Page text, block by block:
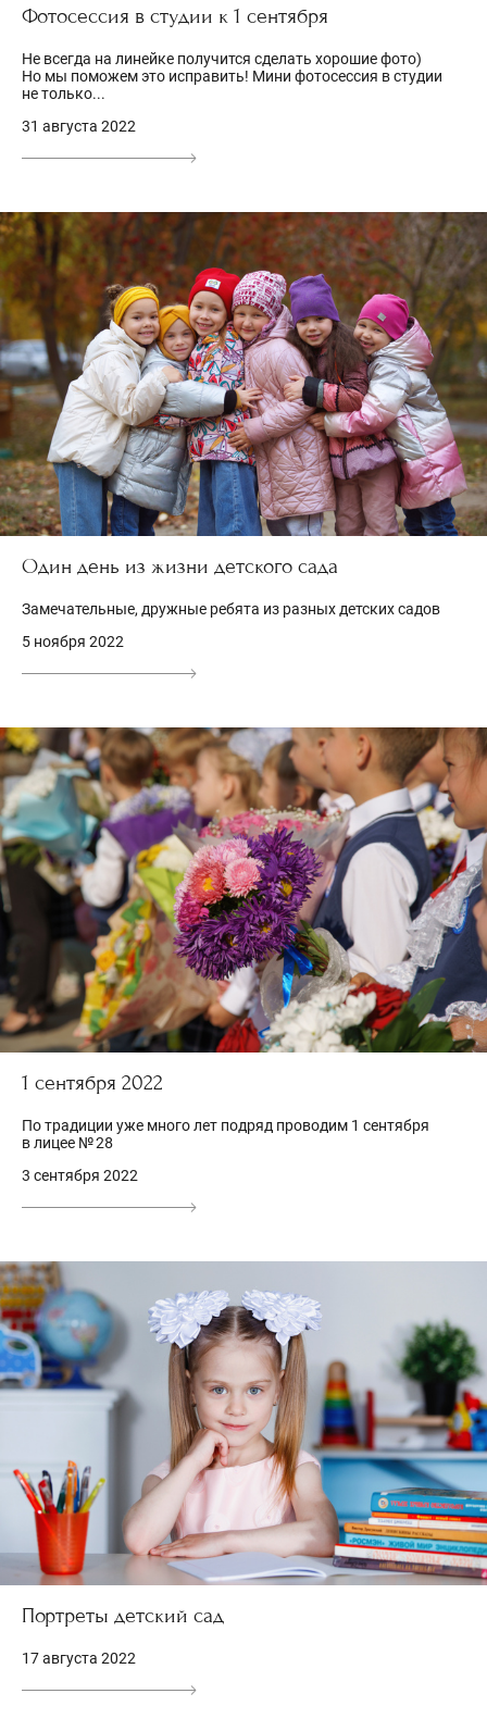
Фотосессия в студии к 1 сентября
Не всегда на линейке получится сделать хорошие фото)
Но мы поможем это исправить! Мини фотосессия в студии
не только...
31 августа 2022
Один день из жизни детского сада
Замечательные, дружные ребята из разных детских садов
5 ноября 2022
1 сентября 2022
По традиции уже много лет подряд проводим 1 сентября
в лицее № 28
3 сентября 2022
Портреты детский сад
17 августа 2022